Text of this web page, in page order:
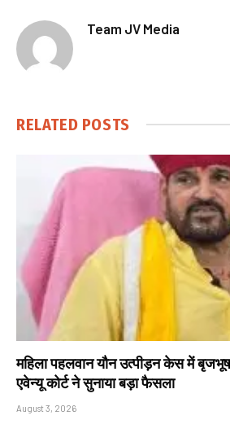
Team JV Media
RELATED POSTS
महिला पहलवान यौन उत्पीड़न केस में
एवेन्यू कोर्ट ने सुनाया बड़ा फैसला
August 3, 2026